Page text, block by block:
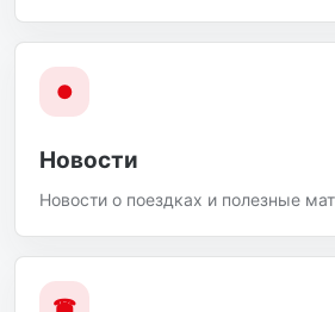
●
Новости
Новости о поездках и полезные
☎